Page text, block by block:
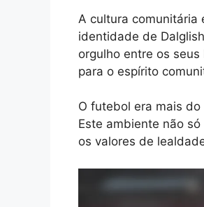
A cultura comunitária
identidade de
orgulho entre os
para o espírito
O futebol era mais
Este ambiente não
os valores de